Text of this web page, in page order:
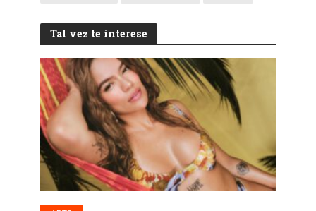
Tal vez te interese